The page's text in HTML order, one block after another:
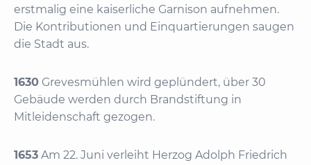
erstmalig eine kaiserliche Garnison aufnehmen.
Die Kontributionen und Einquartierungen saugen
die Stadt aus.
1630 Grevesmühlen wird geplündert, über 30
Gebäude werden durch Brandstiftung in
Mitleidenschaft gezogen.
1653 Am 22. Juni verleiht Herzog Adolph Friedrich